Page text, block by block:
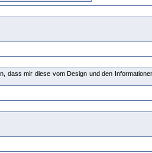
dass mir diese vom Design und den